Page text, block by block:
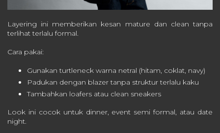
Layering ini memberikan kesan mature dan clean tanpa
terlihat terlalu formal.
Cara pakai:
Gunakan turtleneck warna netral (hitam, coklat, navy)
Padukan dengan blazer tanpa struktur terlalu kaku
Tambahkan loafers atau clean sneakers
Look ini cocok untuk dinner, event semi formal, atau date
night.